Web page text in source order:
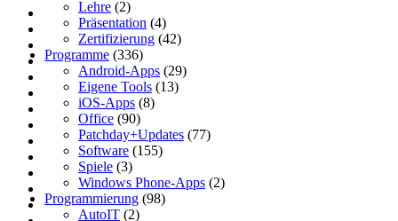
Lehre (2)
Präsentation (4)
Zertifizierung (42)
Programme (336)
Android-Apps (29)
Eigene Tools (13)
iOS-Apps (8)
Office (90)
Patchday+Updates (77)
Software (155)
Spiele (3)
Windows Phone-Apps (2)
Programmierung (98)
AutoIT (2)